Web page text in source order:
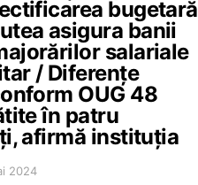
bugetară
asigura banii
salariale
/ Diferențe
OUG 48
în patru
afirmă instituția
2024